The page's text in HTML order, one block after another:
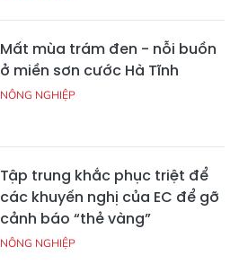
Mất mùa trám đen - nỗi buồn
ở miền sơn cước Hà Tĩnh
NÔNG NGHIỆP
Tập trung khắc phục triệt để
các khuyến nghị của EC để gỡ
cảnh báo “thẻ vàng”
NÔNG NGHIỆP